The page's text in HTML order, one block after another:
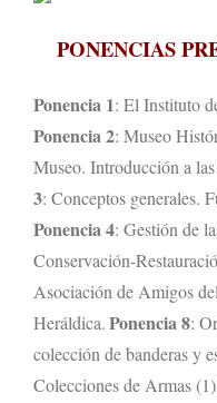
PONENCIAS
Ponencia 1: El Instituto
Ponencia 2: Museo
Museo. Introducción a
3: Conceptos generales.
Ponencia 4: Gestión de
Conservación-
Asociación de Amigos
Heráldica.Ponencia 8:
colección de banderas y
Colecciones de Armas (1)